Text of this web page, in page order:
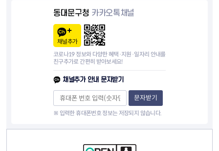
동대문구청 카카오톡채널
채널추가
코로나19 정보와 다양한 혜택·지원·일자리 안내를
친구추가로 간편히 받아보세요!
채널추가 안내 문자받기
문자받기
※ 입력한 휴대폰번호 정보는 저장되지 않습니다.